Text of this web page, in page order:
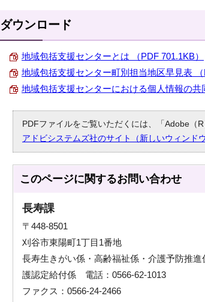
ダウンロード
地域包括支援センターとは （PDF 701.1KB）
地域包括支援センター町別担当地区早見表 （
地域包括支援センターにおける個人情報の共
PDFファイルをご覧いただくには、「Adobe（
アドビシステムズ社のサイト（新しいウィンドウ
このページに関するお問い合わせ
長寿課
〒448-8501
刈谷市東陽町1丁目1番地
長寿生きがい係・高齢福祉係・介護予防推
護認定給付係 電話：0566-62-1013
ファクス：0566-24-2466